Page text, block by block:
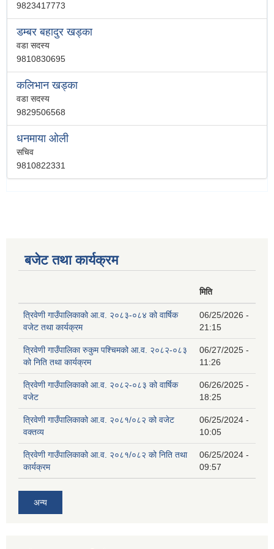
9823417773
डम्बर बहादुर खड्का
वडा सदस्य
9810830695
कलिभान खड्का
वडा सदस्य
9829506568
धनमाया ओली
सचिव
9810822331
बजेट तथा कार्यक्रम
मिति
त्रिवेणी गाउँपालिकाको आ.व. २०८३-०८४ को वार्षिक
वजेट तथा कार्यक्रम
06/25/2026 -
21:15
त्रिवेणी गाउँपालिका रुकुम पश्‍चिमको आ.व. २०८२-०८३
को निति तथा कार्यक्रम
06/27/2025 -
11:26
त्रिवेणी गाउँपालिकाको आ.व. २०८२-०८३ को वार्षिक
वजेट
06/26/2025 -
18:25
त्रिवेणी गाउँपालिकाको आ.व. २०८१/०८२ को वजेट
वक्तव्य
06/25/2024 -
10:05
त्रिवेणी गाउँपालिकाको आ.व. २०८१/०८२ को निति तथा
कार्यक्रम
06/25/2024 -
09:57
अन्य